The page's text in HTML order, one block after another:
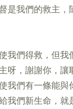
是我們的救主，
我們得救，但我
呀，謝謝你，讓
我們有一條能與
我們新生命，就